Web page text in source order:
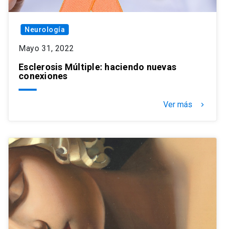
Neurología
Mayo 31, 2022
Esclerosis Múltiple: haciendo nuevas
conexiones
Ver más keyboard_arrow_right